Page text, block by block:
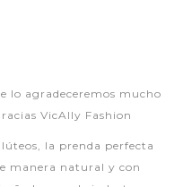
lo agradeceremos mucho
VicAlly Fashion
la prenda perfecta
manera natural y con